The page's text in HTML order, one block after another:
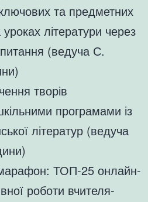
та предметних
літератури через
(ведуча С.
творів
програмами із
літератур (ведуча
ТОП-25 онлайн-
роботи вчителя-